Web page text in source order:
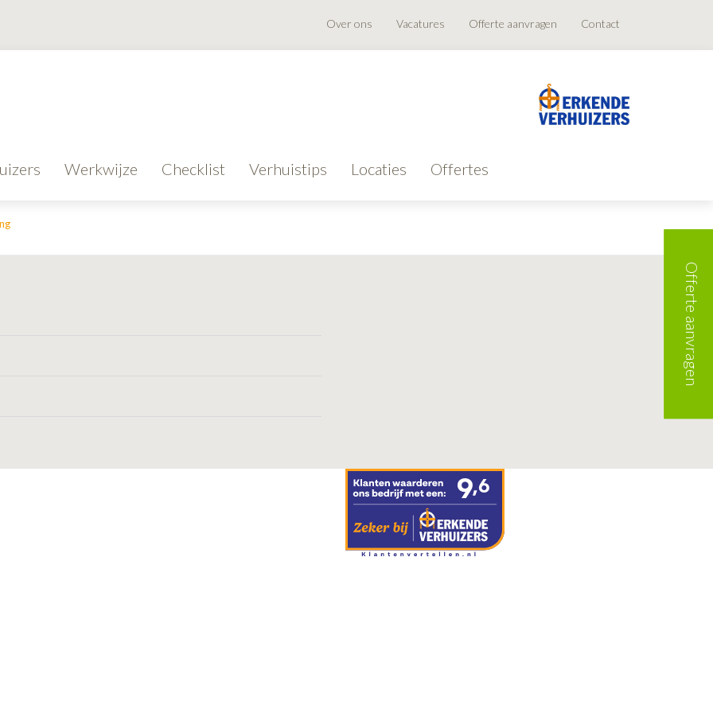
Contact
Offerte aanvragen
Vacatures
Over ons
Werkwijze Checklist Verhuistips Locaties Offertes
Offerte aanvragen